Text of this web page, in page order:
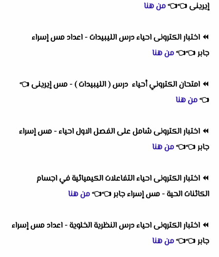
إيرينى👈
👈من هنا
⏪ اختبار الكترونى احياء درس الليبيدات - اعداد مس إسراء
جابر👈
👈من هنا
⏪ امتحان الكتروني أحياء درس ( الليبيدات ) - مس إيرينى👈
👈من هنا
⏪ اختبار الكترونى شامل على الفصل الاول احياء - مس إسراء
جابر👈
👈من هنا
⏪ اختبار الكترونى احياء التفاعلات الكيميائية في اجسام
الكائنات الحية - مس إسراء جابر👈
👈من هنا
⏪ اختبار الكترونى احياء درس النظرية الخلوية - اعداد مس إسراء
جابر👈
👈من هنا